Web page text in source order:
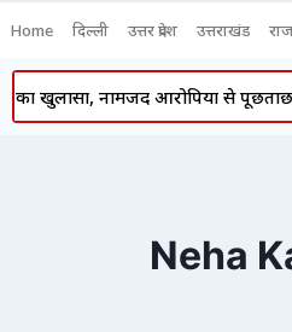
Home दिल्ली उत्तर प्रदेश उत्तराखंड
खुलासा, नामजद आरोपियों से
Neha